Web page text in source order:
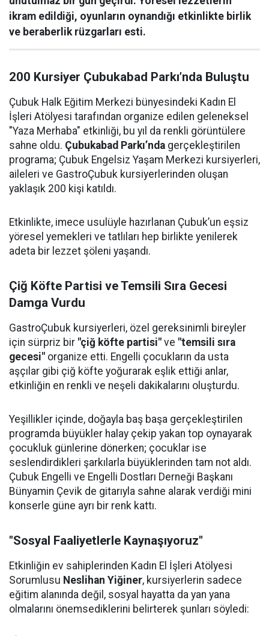
ikram edildiği, oyunların oynandığı etkinlikte birlik
ve beraberlik rüzgarları esti.
200 Kursiyer Çubukabad Parkı’nda Buluştu
Çubuk Halk Eğitim Merkezi bünyesindeki Kadın El
İşleri Atölyesi tarafından organize edilen geleneksel
"Yaza Merhaba" etkinliği, bu yıl da renkli görüntülere
sahne oldu. Çubukabad Parkı’nda gerçekleştirilen
programa; Çubuk Engelsiz Yaşam Merkezi kursiyerleri,
aileleri ve GastroÇubuk kursiyerlerinden oluşan
yaklaşık 200 kişi katıldı.
Etkinlikte, imece usulüyle hazırlanan Çubuk’un eşsiz
yöresel yemekleri ve tatlıları hep birlikte yenilerek
adeta bir lezzet şöleni yaşandı.
Çiğ Köfte Partisi ve Temsili Sıra Gecesi
Damga Vurdu
GastroÇubuk kursiyerleri, özel gereksinimli bireyler
için sürpriz bir "çiğ köfte partisi" ve "temsili sıra
gecesi" organize etti. Engelli çocukların da usta
aşçılar gibi çiğ köfte yoğurarak eşlik ettiği anlar,
etkinliğin en renkli ve neşeli dakikalarını oluşturdu.
Yeşillikler içinde, doğayla baş başa gerçekleştirilen
programda büyükler halay çekip yakan top oynayarak
çocukluk günlerine dönerken; çocuklar ise
seslendirdikleri şarkılarla büyüklerinden tam not aldı.
Çubuk Engelli ve Engelli Dostları Derneği Başkanı
Bünyamin Çevik de gitarıyla sahne alarak verdiği mini
konserle güne ayrı bir renk kattı.
"Sosyal Faaliyetlerle Kaynaşıyoruz"
Etkinliğin ev sahiplerinden Kadın El İşleri Atölyesi
Sorumlusu Neslihan Yiğiner, kursiyerlerin sadece
eğitim alanında değil, sosyal hayatta da yan yana
olmalarını önemsediklerini belirterek şunları söyledi: